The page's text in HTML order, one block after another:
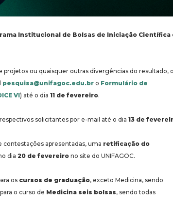
Institucional de Bolsas de Iniciação Científica
projetos ou quaisquer outras divergências do resultado, o
pesquisa@unifagoc.edu.br o Formulário de
VI) até o dia 11 de fevereiro.
solicitantes por e-mail até o dia 13 de
contestações apresentadas, uma retificação do
dia 20 de fevereiro no site do UNIFAGOC.
os cursos de graduação, exceto Medicina, sendo
o curso de Medicina seis bolsas, sendo todas